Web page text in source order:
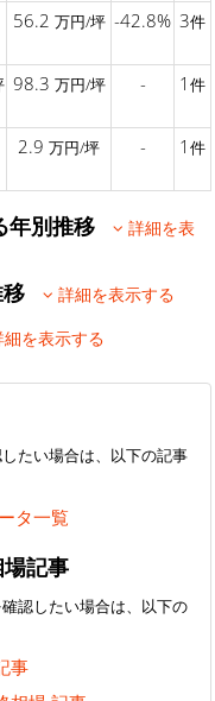
56.2 万円/坪 -42.8% 3件
98.3 万円/坪 - 1 件
2.9 万円/坪 - 1 件
年別推移
詳細を表
移 詳細を表示する
細を表示する
たい場合は、以下の記事
タ一覧
記事
認したい場合は、以下の
事